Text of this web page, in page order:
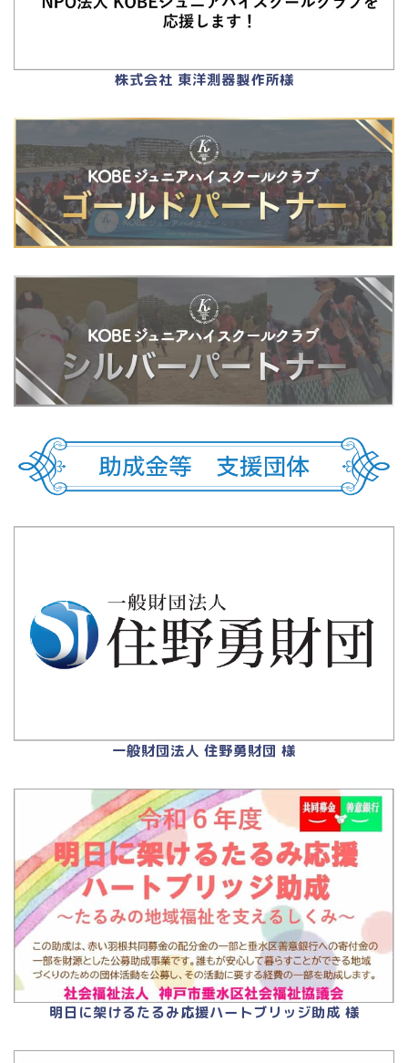
株式会社 東洋測器製作所様
一般財団法人 住野勇財団 様
明日に架けるたるみ応援ハートブリッジ助成 様